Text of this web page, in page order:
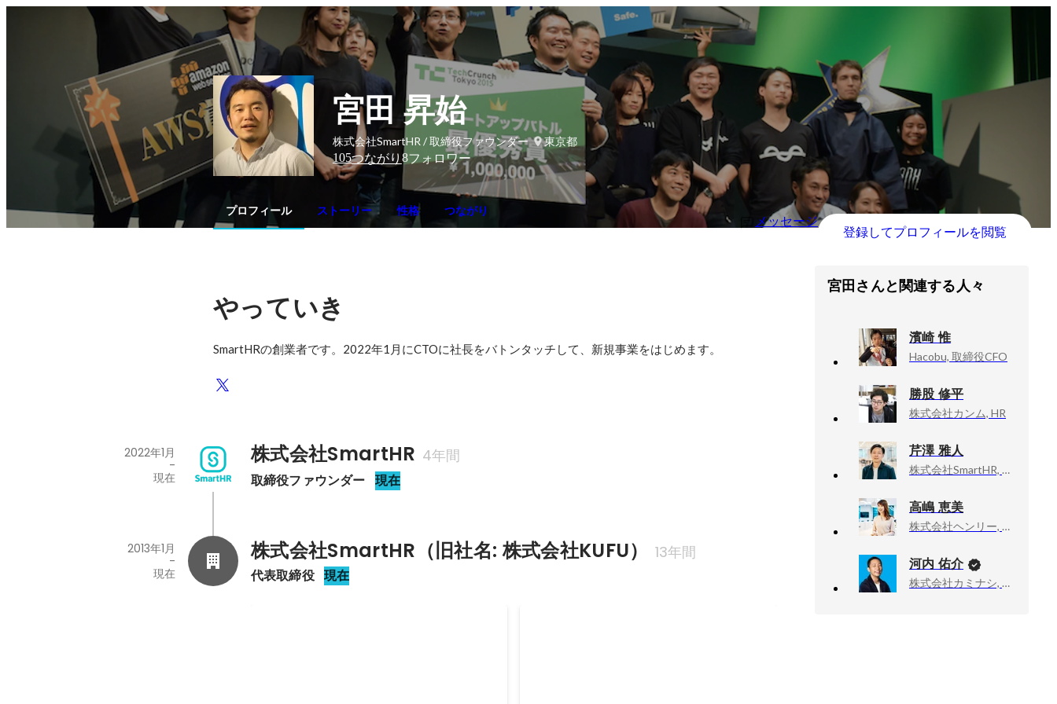
宮田 昇始
株式会社SmartHR / 取締役ファウンダー
東京都
105つながり 8フォロワー
プロフィール ストーリー 性格 つながり
メッセージ
登録してプロフィールを閲覧
やっていき
SmartHRの創業者です。2022年1月にCTOに社長をバトンタッチして、新規事業をはじめます。
株式会社SmartHR 4年間
取締役ファウンダー 現在
2022年1月
-
現在
株式会社SmartHR（旧社名: 株式会社KUFU） 13年間
代表取締役 現在
2013年1月
-
現在
宮田さんと関連する人々
濱崎 惟
Hacobu, 取締役CFO
勝股 修平
株式会社カンム, HR
芹澤 雅人
株式会社SmartHR, 代表取締役 CEO
高嶋 恵美
株式会社ヘンリー, 採用マネージャー
河内 佑介
株式会社カミナシ, 取締役COO